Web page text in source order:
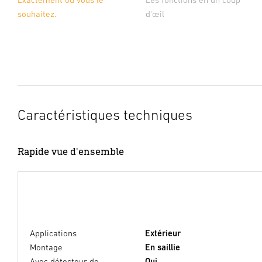
souhaitez.
d'œil
Caractéristiques techniques
Rapide vue d'ensemble
Applications
Extérieur
Montage
En saillie